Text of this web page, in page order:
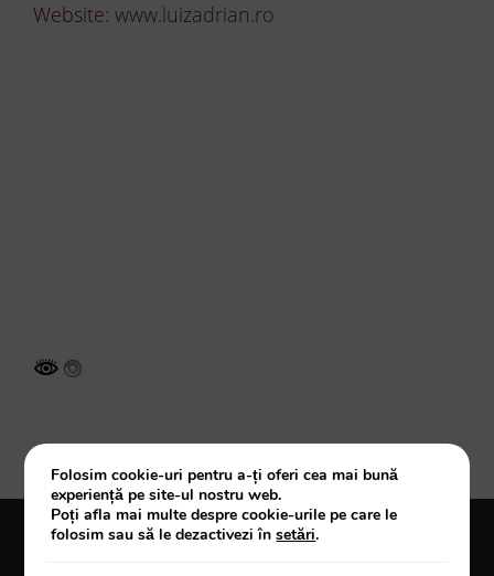
Website: www.luizadrian.ro
Folosim cookie-uri pentru a-ți oferi cea mai bună
experiență pe site-ul nostru web.
Poți afla mai multe despre cookie-urile pe care le
folosim sau să le dezactivezi însetări.